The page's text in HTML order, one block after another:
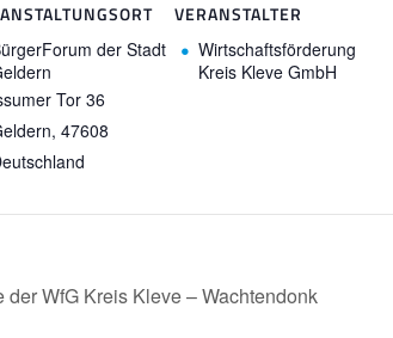
der Stadt
Tor 36
, 47608
VERANSTALTER
Wirtschaftsförderung
Kreis Kleve GmbH
der WfG Kreis Kleve – Wachtendonk